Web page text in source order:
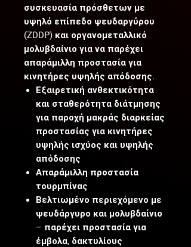
συσκευασία πρόσθετων με
υψηλό επίπεδο ψευδαργύρου
(ZDDP) και οργανομεταλλικό
μολυβδαίνιο για να παρέχει
απαράμιλλη προστασία για
κινητήρες υψηλής απόδοσης.
Εξαιρετική ανθεκτικότητα
και σταθερότητα διάτμησης
για παροχή μακράς διαρκείας
προστασίας για κινητήρες
υψηλής ισχύος και υψηλής
απόδοσης
Απαράμιλλη προστασία
τουρμπίνας
Βελτιωμένο περιεχόμενο με
ψευδάργυρο και μολυβδαίνιο
– παρέχει προστασία για
έμβολα, δακτυλίους